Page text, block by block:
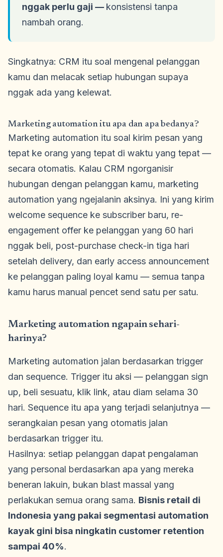
nggak perlu gaji — konsistensi tanpa
nambah orang.
Singkatnya: CRM itu soal mengenal pelanggan
kamu dan melacak setiap hubungan supaya
nggak ada yang kelewat.
Marketing automation itu apa dan apa bedanya?
Marketing automation itu soal kirim pesan yang
tepat ke orang yang tepat di waktu yang tepat —
secara otomatis. Kalau CRM ngorganisir
hubungan dengan pelanggan kamu, marketing
automation yang ngejalanin aksinya. Ini yang kirim
welcome sequence ke subscriber baru, re-
engagement offer ke pelanggan yang 60 hari
nggak beli, post-purchase check-in tiga hari
setelah delivery, dan early access announcement
ke pelanggan paling loyal kamu — semua tanpa
kamu harus manual pencet send satu per satu.
Marketing automation ngapain sehari-
harinya?
Marketing automation jalan berdasarkan trigger
dan sequence. Trigger itu aksi — pelanggan sign
up, beli sesuatu, klik link, atau diam selama 30
hari. Sequence itu apa yang terjadi selanjutnya —
serangkaian pesan yang otomatis jalan
berdasarkan trigger itu.
Hasilnya: setiap pelanggan dapat pengalaman
yang personal berdasarkan apa yang mereka
beneran lakuin, bukan blast massal yang
perlakukan semua orang sama. Bisnis retail di
Indonesia yang pakai segmentasi automation
kayak gini bisa ningkatin customer retention
sampai 40%.